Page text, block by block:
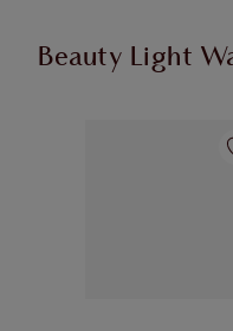
Beauty Light